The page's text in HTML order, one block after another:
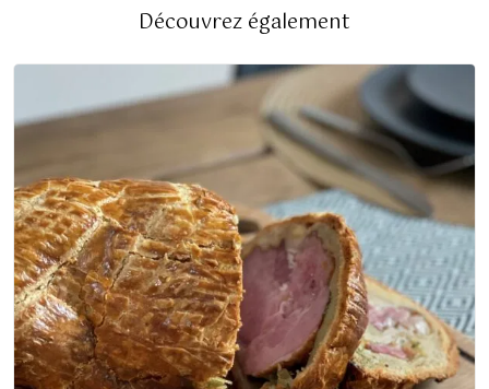
Découvrez également